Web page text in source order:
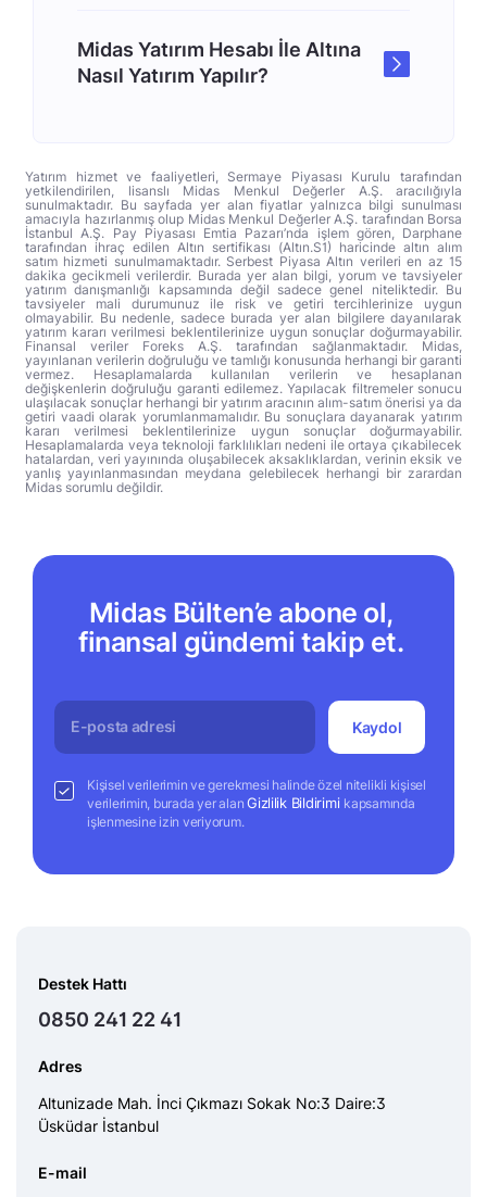
Midas Yatırım Hesabı İle Altına
Nasıl Yatırım Yapılır?
Yatırım hizmet ve faaliyetleri, Sermaye Piyasası Kurulu tarafından
yetkilendirilen, lisanslı Midas Menkul Değerler A.Ş. aracılığıyla
sunulmaktadır. Bu sayfada yer alan fiyatlar yalnızca bilgi sunulması
amacıyla hazırlanmış olup Midas Menkul Değerler A.Ş. tarafından Borsa
İstanbul A.Ş. Pay Piyasası Emtia Pazarı’nda işlem gören, Darphane
tarafından ihraç edilen Altın sertifikası (Altın.S1) haricinde altın alım
satım hizmeti sunulmamaktadır. Serbest Piyasa Altın verileri en az 15
dakika gecikmeli verilerdir. Burada yer alan bilgi, yorum ve tavsiyeler
yatırım danışmanlığı kapsamında değil sadece genel niteliktedir. Bu
tavsiyeler mali durumunuz ile risk ve getiri tercihlerinize uygun
olmayabilir. Bu nedenle, sadece burada yer alan bilgilere dayanılarak
yatırım kararı verilmesi beklentilerinize uygun sonuçlar doğurmayabilir.
Finansal veriler Foreks A.Ş. tarafından sağlanmaktadır. Midas,
yayınlanan verilerin doğruluğu ve tamlığı konusunda herhangi bir garanti
vermez. Hesaplamalarda kullanılan verilerin ve hesaplanan
değişkenlerin doğruluğu garanti edilemez. Yapılacak filtremeler sonucu
ulaşılacak sonuçlar herhangi bir yatırım aracının alım-satım önerisi ya da
getiri vaadi olarak yorumlanmamalıdır. Bu sonuçlara dayanarak yatırım
kararı verilmesi beklentilerinize uygun sonuçlar doğurmayabilir.
Hesaplamalarda veya teknoloji farklılıkları nedeni ile ortaya çıkabilecek
hatalardan, veri yayınında oluşabilecek aksaklıklardan, verinin eksik ve
yanlış yayınlanmasından meydana gelebilecek herhangi bir zarardan
Midas sorumlu değildir.
Midas Bülten’e abone ol,
finansal gündemi takip et.
Kaydol
Kişisel verilerimin ve gerekmesi halinde özel nitelikli kişisel
verilerimin, burada yer alanGizlilik Bildirimi kapsamında
işlenmesine izin veriyorum.
Destek Hattı
0850 241 22 41
Adres
Altunizade Mah. İnci Çıkmazı Sokak No:3 Daire:3
Üsküdar İstanbul
E-mail